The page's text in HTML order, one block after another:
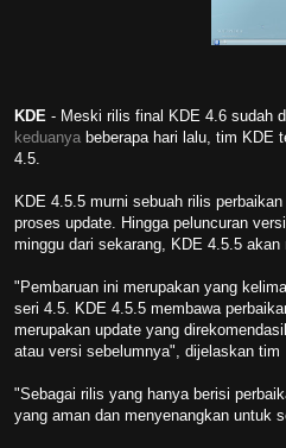
KDE - Meski rilis final KDE 4.6 sudah
keduanya beberapa hari lalu, tim KDE
4.5.
KDE 4.5.5 murni sebuah rilis
proses update. Hingga peluncuran
minggu dari sekarang, KDE 4.5.5
"Pembaruan ini merupakan yang
seri 4.5. KDE 4.5.5 membawa
merupakan update yang
atau versi sebelumnya", dijelaskan
"Sebagai rilis yang hanya berisi
yang aman dan menyenangkan untuk